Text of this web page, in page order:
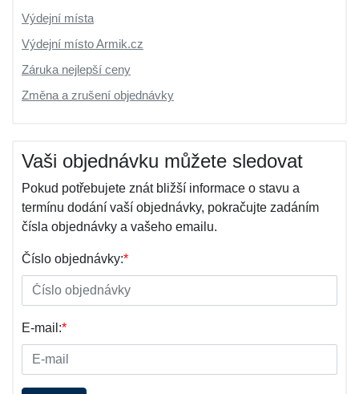
Výdejní místa
Výdejní místo Armik.cz
Záruka nejlepší ceny
Změna a zrušení objednávky
Vaši objednávku můžete sledovat
Pokud potřebujete znát bližší informace o stavu a
termínu dodání vaší objednávky, pokračujte zadáním
čísla objednávky a vašeho emailu.
Číslo objednávky:*
E-mail:*